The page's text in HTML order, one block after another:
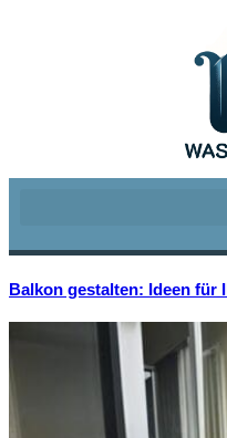
Balkon gestalten: Ideen für